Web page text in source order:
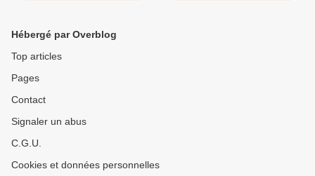
Hébergé par Overblog
Top articles
Pages
Contact
Signaler un abus
C.G.U.
Cookies et données personnelles